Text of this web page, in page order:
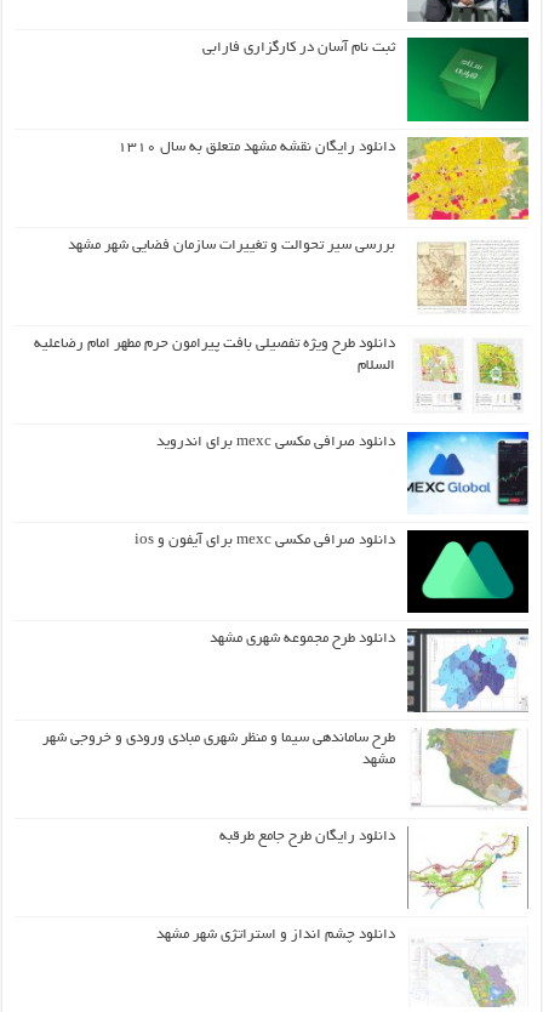
ثبت نام آسان در کارگزاری فارابی
دانلود رایگان نقشه مشهد متعلق به سال ۱۳۱۰
بررسی سیر تحوالت و تغییرات سازمان فضایی شهر مشهد
دانلود طرح ويژه تفصيلي بافت پيرامون حرم مطهر امام رضاعليه
السلام
دانلود صرافی مکسی mexc برای اندروید
دانلود صرافی مکسی mexc برای آیفون و ios
دانلود طرح مجموعه شهری مشهد
طرح ساماندهی سیما و منظر شهری مبادی ورودی و خروجی شهر
مشهد
دانلود رایگان طرح جامع طرقبه
دانلود چشم انداز و استراتژی شهر مشهد